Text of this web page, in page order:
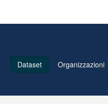
Dataset Organizzazioni